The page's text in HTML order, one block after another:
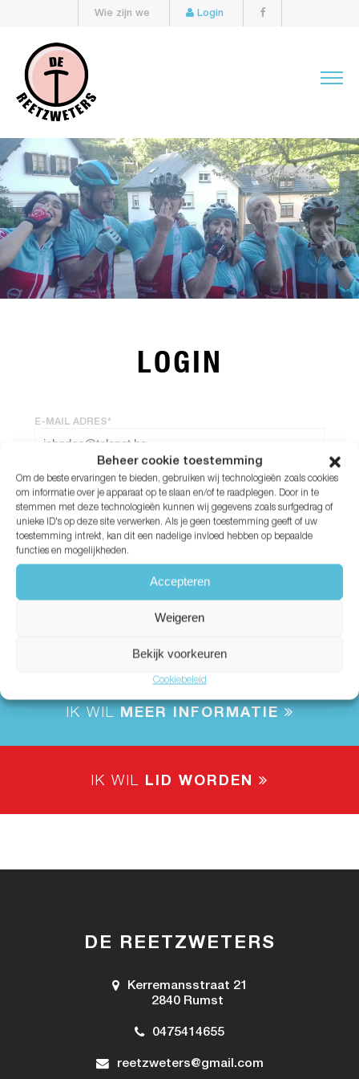
Beheer cookie toestemming
Om de beste ervaringen te bieden, gebruiken wij technologieën zoals cookies
om informatie over je apparaat op te slaan en/of te raadplegen. Door in te
stemmen met deze technologieën kunnen wij gegevens zoals surfgedrag of
unieke ID's op deze site verwerken. Als je geen toestemming geeft of uw
toestemming intrekt, kan dit een nadelige invloed hebben op bepaalde
functies en mogelijkheden.
Accepteren
Weigeren
Bekijk voorkeuren
Cookiebeleid
Wie zijn we Login
LOGIN
E-MAIL ADRES*
WACHTWOORD*
Wachtwoord vergeten?
IK WIL MEER INFORMATIE
IK WIL LID WORDEN
DE REETZWETERS
Kerremansstraat 21
2840 Rumst
0475414655
reetzweters@gmail.com